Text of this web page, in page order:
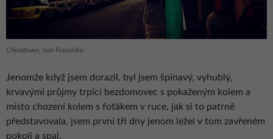
Chinatown, San Francisko
Jenomže když jsem dorazil, byl jsem špinavý, vyhublý,
krvavými průjmy trpící bezdomovec s pokaženým kolem a
místo chození kolem s foťákem v ruce, jak si to patrně
představovala, jsem první tři dny jenom ležel v tom zavřeném
pokoji a spal.